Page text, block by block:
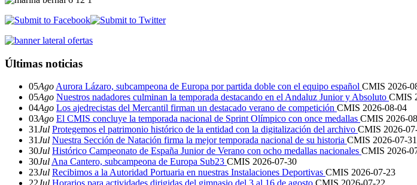
Últimas noticias
05Ago Aurora Lázaro, subcampeona de Europa por partida doble con el equipo español CMIS 2026-
05Ago Nuestros nadadores culminan la temporada destacando en el Andaluz Junior y Absoluto CMIS
04Ago Los ajedrecistas del Mercantil firman un destacado verano de competición CMIS 2026-08-04
03Ago El CMIS concluye la temporada nacional de Sprint Olímpico con once medallas CMIS 2026-
31Jul Protegemos el patrimonio histórico de la entidad con la digitalización del archivo CMIS 2026-
31Jul Nuestra Sección de Natación firma la mejor temporada nacional de su historia CMIS 2026-07-31
30Jul Histórico Campeonato de España Junior de Verano con ocho medallas nacionales CMIS 2026-
30Jul Ana Cantero, subcampeona de Europa Sub23 CMIS 2026-07-30
23Jul Recibimos a la Autoridad Portuaria en nuestras Instalaciones Deportivas CMIS 2026-07-23